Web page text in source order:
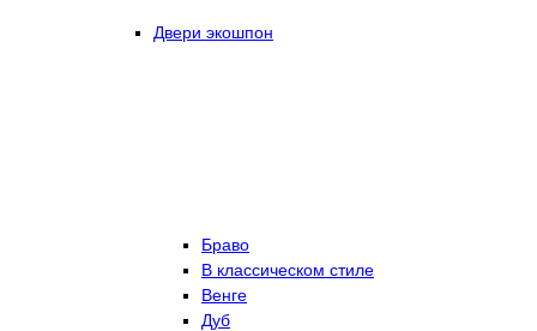
Двери экошпон
Браво
В классическом стиле
Венге
Дуб